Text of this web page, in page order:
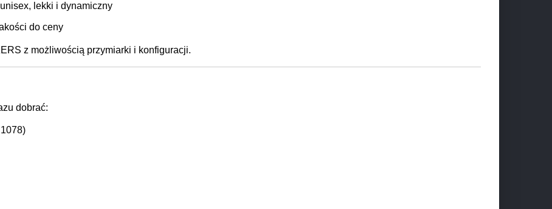
lekki i dynamiczny
do ceny
z możliwością przymiarki i konfiguracji.
dobrać: